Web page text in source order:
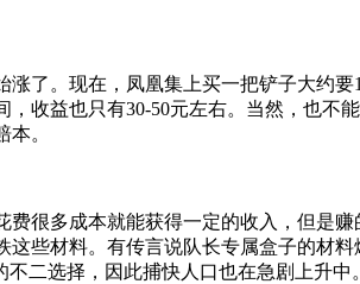
了。现在，凤凰集上买一把铲子大约
收益也只有30-50元左右。当然，也
。
很多成本就能获得一定的收入，但是
些材料。有传言说队长专属盒子的材
二选择，因此捕快人口也在急剧上升